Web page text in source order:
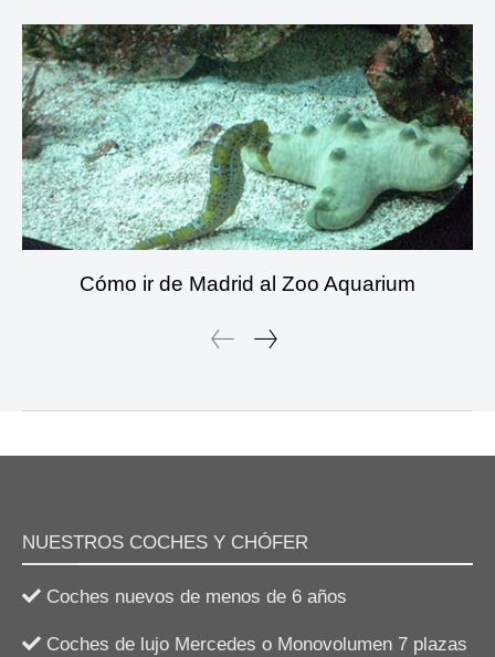
Cómo ir de Madrid al Zoo Aquarium
NUESTROS COCHES Y CHÓFER
Coches nuevos de menos de 6 años
Coches de lujo Mercedes o Monovolumen 7 plazas